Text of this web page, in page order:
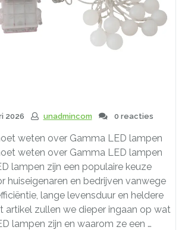
2026 unadmincom 0 reacties
weten over Gamma LED lampen
weten over Gamma LED lampen
lampen zijn een populaire keuze
huiseigenaren en bedrijven vanwege
lange levensduur en heldere
artikel zullen we dieper ingaan op wat
lampen zijn en waarom ze een …